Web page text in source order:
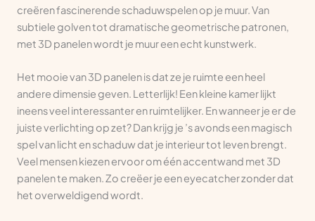
creëren fascinerende schaduwspelen op je muur. Van
subtiele golven tot dramatische geometrische patronen,
met 3D panelen wordt je muur een echt kunstwerk.
Het mooie van 3D panelen is dat ze je ruimte een heel
andere dimensie geven. Letterlijk! Een kleine kamer lijkt
ineens veel interessanter en ruimtelijker. En wanneer je er de
juiste verlichting op zet? Dan krijg je ’s avonds een magisch
spel van licht en schaduw dat je interieur tot leven brengt.
Veel mensen kiezen ervoor om één accentwand met 3D
panelen te maken. Zo creëer je een eyecatcher zonder dat
het overweldigend wordt.